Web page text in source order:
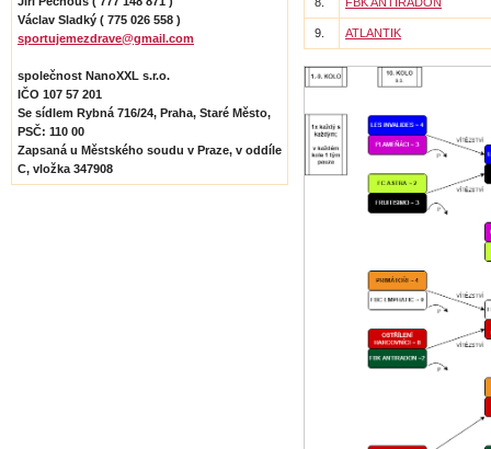
Václav Sladký ( 775 026 558 )
sportujemezdrave@gmail.com
společnost NanoXXL s.r.o.
IČO 107 57 201
Se sídlem Rybná 716/24, Praha, Staré Město,
PSČ: 110 00
Zapsaná u Městského soudu v Praze, v oddíle
C, vložka 347908
9. ATLANTIK